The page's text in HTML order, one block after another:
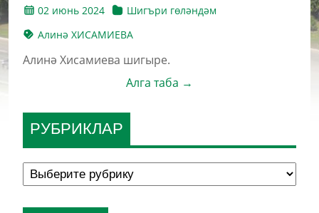
02 июнь 2024
Шигъри гөләндәм
Алинә ХИСАМИЕВА
Алинә Хисамиева шигыре.
Алга таба →
РУБРИКЛАР